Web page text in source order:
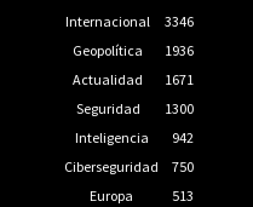
Internacional
3346
Geopolítica
1936
Actualidad
1671
Seguridad
1300
Inteligencia
942
Ciberseguridad
750
Europa
513